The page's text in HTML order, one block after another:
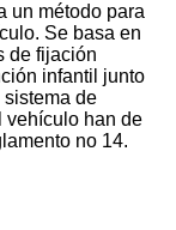
un método para
Se basa en
de fijación
infantil junto
de
vehículo han de
no 14.